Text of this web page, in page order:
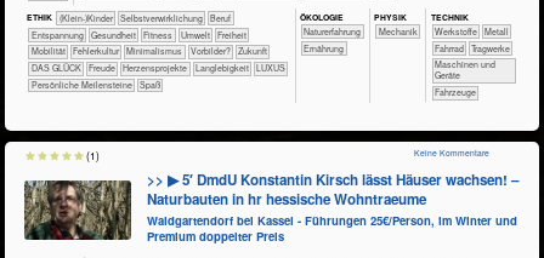
ETHIK (Klein-)Kinder ​​​​​​​​​​​​​​​​​​​​​​​​​​​​​​​​​​​​​​​​Selbst­verwirklichung
​​​​​​​​​​​​​​​Beruf
​​​​​​​​​​​​​Entspannung
​​​​​​Gesundheit ​​​​​Fitness ​​​​​Umwelt
​​​Freiheit
​​​Mobilität
​​Fehlerkultur ​​Minimalismus ​​Vorbilder?
​Zukunft
DAS GLÜCK
Freude Herzensprojekte Langlebigkeit
LUXUS
Persönliche Meilensteine
Spaß
ÖKO​LOGIE
​​​​​​​​​​​​​Naturerfahrung
​​​​Ernährung
PHY​SIK
​​​Mechanik
TECH​NIK
​​​​​​​​​Werkstoffe
​​​​​​​​Metall
​​​​​​​Fahrrad
​​​​​Tragwerke
​​​​Maschinen und
Geräte
​Fahrzeuge
>> ▶ 5′ DmdU Konstantin Kirsch lässt Häuser wachsen! –
Naturbauten in hr hessische Wohntraeume
Waldgartendorf bei Kassel - Führungen 25€/Person, im Winter und
Premium doppelter Preis
Keine Kommentare
(1)